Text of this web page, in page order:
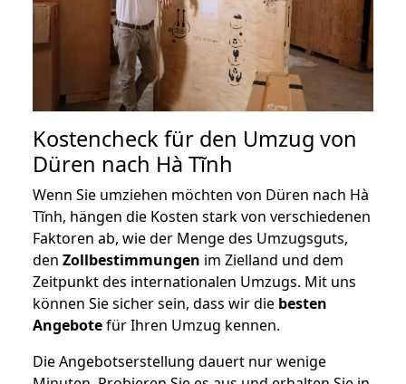
Kostencheck für den Umzug von
Düren nach Hà Tĩnh
Wenn Sie umziehen möchten von Düren nach Hà
Tĩnh, hängen die Kosten stark von verschiedenen
Faktoren ab, wie der Menge des Umzugsguts,
den Zollbestimmungen im Zielland und dem
Zeitpunkt des internationalen Umzugs. Mit uns
können Sie sicher sein, dass wir die besten
Angebotefür Ihren Umzug kennen.
Die Angebotserstellung dauert nur wenige